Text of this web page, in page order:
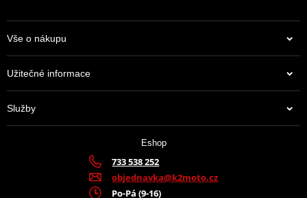
Vše o nákupu
Užitečné informace
Služby
Eshop
733 538 252
objednavka@k2moto.cz
Po-Pá (9-16)